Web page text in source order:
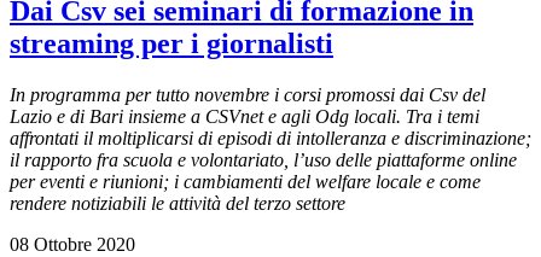
Dai Csv sei seminari di formazione in
streaming per i giornalisti
In programma per tutto novembre i corsi promossi dai Csv del
Lazio e di Bari insieme a CSVnet e agli Odg locali. Tra i temi
affrontati il moltiplicarsi di episodi di intolleranza e discriminazione;
il rapporto fra scuola e volontariato, l’uso delle piattaforme online
per eventi e riunioni; i cambiamenti del welfare locale e come
rendere notiziabili le attività del terzo settore
08 Ottobre 2020